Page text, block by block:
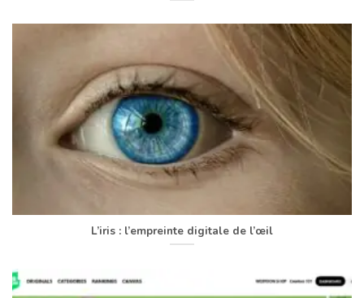
L’iris : l’empreinte digitale de l’œil